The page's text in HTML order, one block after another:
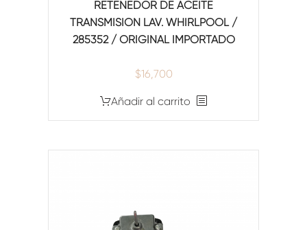
RETENEDOR DE ACEITE
TRANSMISION LAV. WHIRLPOOL /
285352 / ORIGINAL IMPORTADO
$16,700
Añadir al carrito